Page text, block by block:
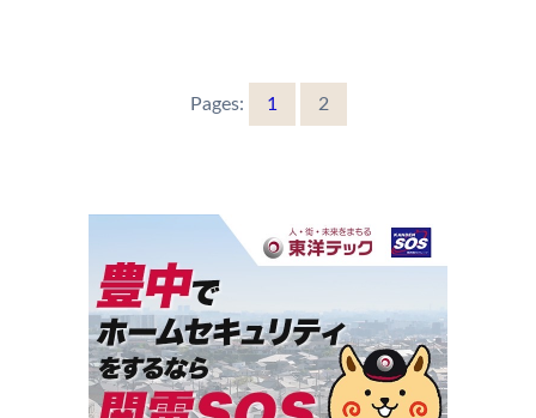
Pages: 1 2